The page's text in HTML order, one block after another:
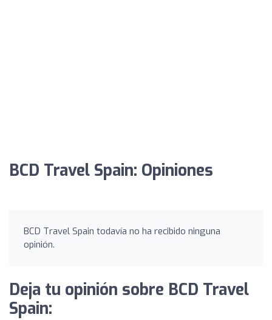
BCD Travel Spain: Opiniones
BCD Travel Spain todavía no ha recibido ninguna
opinión.
Deja tu opinión sobre BCD Travel
Spain: